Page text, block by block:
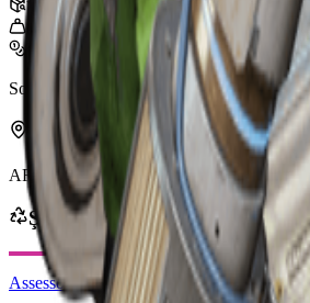
Yığın :5
kg
Son güncelleme
Jan 13, 2026
Şurada bulunabilir
ARC
Şuradan elde edilebilir
Assessor Matrix